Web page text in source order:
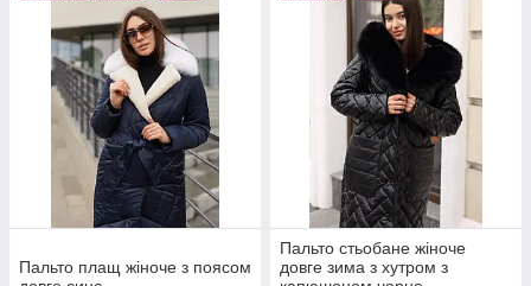
Пальто плащ жіноче з поясом
Пальто стьобане жіноче
довге зима з хутром з